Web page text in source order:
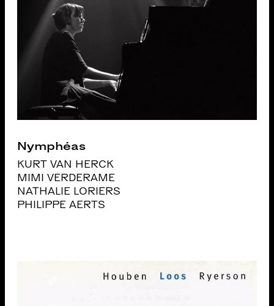
Nymphéas
KURT VAN HERCK
MIMI VERDERAME
NATHALIE LORIERS
PHILIPPE AERTS